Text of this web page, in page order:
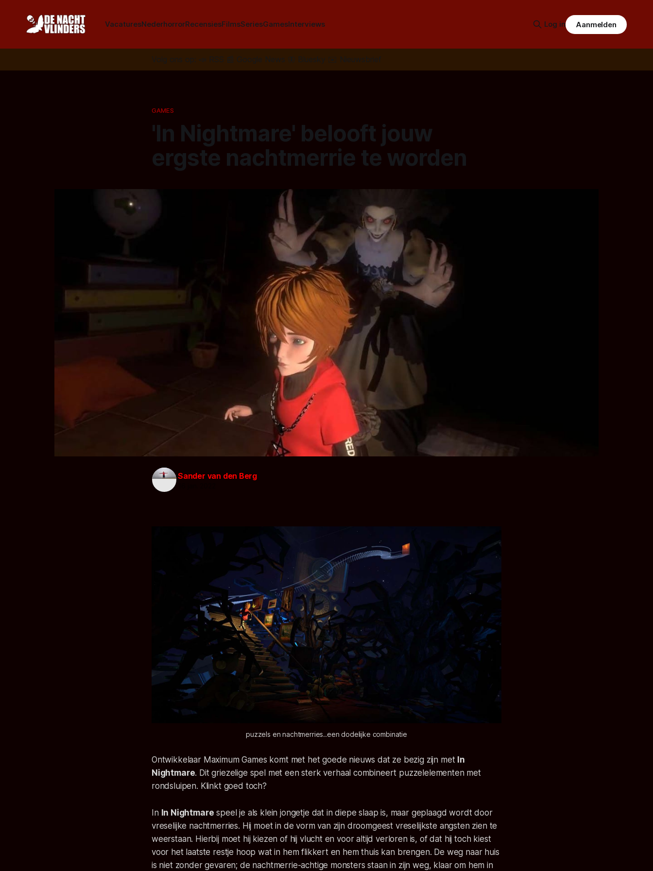
VacaturesNederhorrorRecensiesFilmsSeriesGamesInterviews Log in Aanmelden
Volg ons op: 📣 RSS 📰 Google News 🦋 Bluesky ✉️ Nieuwsbrief
GAMES
'In Nightmare' belooft jouw
ergste nachtmerrie te worden
Sander van den Berg
puzzels en nachtmerries..een dodelijke combinatie
Ontwikkelaar Maximum Games komt met het goede nieuws dat ze bezig zijn met In
Nightmare. Dit griezelige spel met een sterk verhaal combineert puzzelelementen met
rondsluipen. Klinkt goed toch?
In In Nightmare speel je als klein jongetje dat in diepe slaap is, maar geplaagd wordt door
vreselijke nachtmerries. Hij moet in de vorm van zijn droomgeest vreselijkste angsten zien te
weerstaan. Hierbij moet hij kiezen of hij vlucht en voor altijd verloren is, of dat hij toch kiest
voor het laatste restje hoop wat in hem flikkert en hem thuis kan brengen. De weg naar huis
is niet zonder gevaren; de nachtmerrie-achtige monsters staan in zijn weg, klaar om hem in